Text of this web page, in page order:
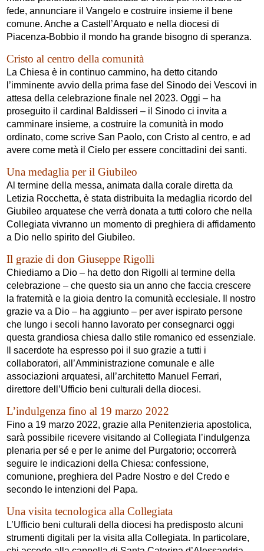
fede, annunciare il Vangelo e costruire insieme il bene
comune. Anche a Castell’Arquato e nella diocesi di
Piacenza-Bobbio il mondo ha grande bisogno di speranza.
Cristo al centro della comunità
La Chiesa è in continuo cammino, ha detto citando
l’imminente avvio della prima fase del Sinodo dei Vescovi in
attesa della celebrazione finale nel 2023. Oggi – ha
proseguito il cardinal Baldisseri – il Sinodo ci invita a
camminare insieme, a costruire la comunità in modo
ordinato, come scrive San Paolo, con Cristo al centro, e ad
avere come metà il Cielo per essere concittadini dei santi.
Una medaglia per il Giubileo
Al termine della messa, animata dalla corale diretta da
Letizia Rocchetta, è stata distribuita la medaglia ricordo del
Giubileo arquatese che verrà donata a tutti coloro che nella
Collegiata vivranno un momento di preghiera di affidamento
a Dio nello spirito del Giubileo.
Il grazie di don Giuseppe Rigolli
Chiediamo a Dio – ha detto don Rigolli al termine della
celebrazione – che questo sia un anno che faccia crescere
la fraternità e la gioia dentro la comunità ecclesiale. Il nostro
grazie va a Dio – ha aggiunto – per aver ispirato persone
che lungo i secoli hanno lavorato per consegnarci oggi
questa grandiosa chiesa dallo stile romanico ed essenziale.
Il sacerdote ha espresso poi il suo grazie a tutti i
collaboratori, all’Amministrazione comunale e alle
associazioni arquatesi, all’architetto Manuel Ferrari,
direttore dell’Ufficio beni culturali della diocesi.
L’indulgenza fino al 19 marzo 2022
Fino a 19 marzo 2022, grazie alla Penitenzieria apostolica,
sarà possibile ricevere visitando al Collegiata l’indulgenza
plenaria per sé e per le anime del Purgatorio; occorrerà
seguire le indicazioni della Chiesa: confessione,
comunione, preghiera del Padre Nostro e del Credo e
secondo le intenzioni del Papa.
Una visita tecnologica alla Collegiata
L’Ufficio beni culturali della diocesi ha predisposto alcuni
strumenti digitali per la visita alla Collegiata. In particolare,